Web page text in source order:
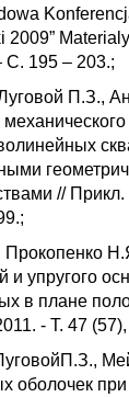
2009”
С. 195 – 203.;
П.З.,
//
Прокопенко
и упругого
в плане
- Т. 47
оболочек